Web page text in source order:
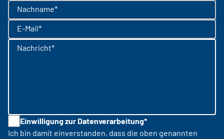
Nachname*
E-Mail*
Nachricht*
Einwilligung zur Datenverarbeitung*
Ich bin damit einverstanden, dass die oben genannten